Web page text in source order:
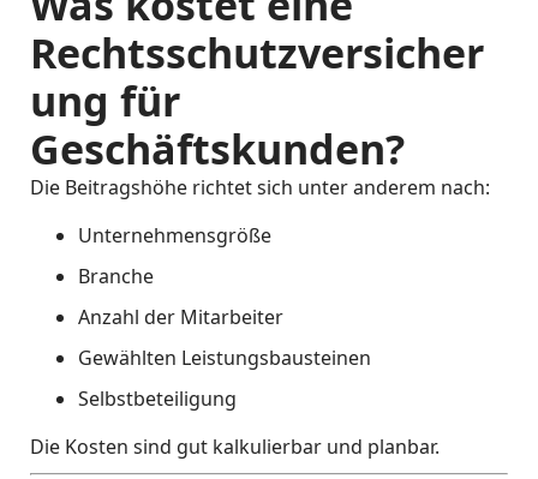
Rechtsschutzversicher
ung für
Geschäftskunden?
Die Beitragshöhe richtet sich unter anderem nach:
Unternehmensgröße
Branche
Anzahl der Mitarbeiter
Gewählten Leistungsbausteinen
Selbstbeteiligung
Die Kosten sind gut kalkulierbar und planbar.